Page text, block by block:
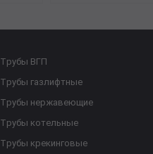
Трубы ВГП
Трубы газлифтные
Трубы нержавеющие
Трубы котельные
Трубы крекинговые